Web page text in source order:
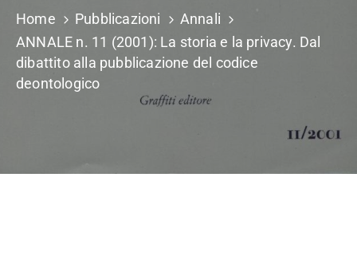
Home Pubblicazioni
Annali
ANNALE n. 11 (2001): La storia e la privacy. Dal
dibattito alla pubblicazione del codice
deontologico